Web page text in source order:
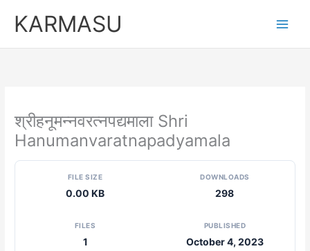
KARMASU
श्रीहनूमन्नवरत्नपद्यमाला Shri
Hanumanvaratnapadyamala
FILE SIZE
0.00 KB
DOWNLOADS
298
FILES
1
PUBLISHED
October 4, 2023